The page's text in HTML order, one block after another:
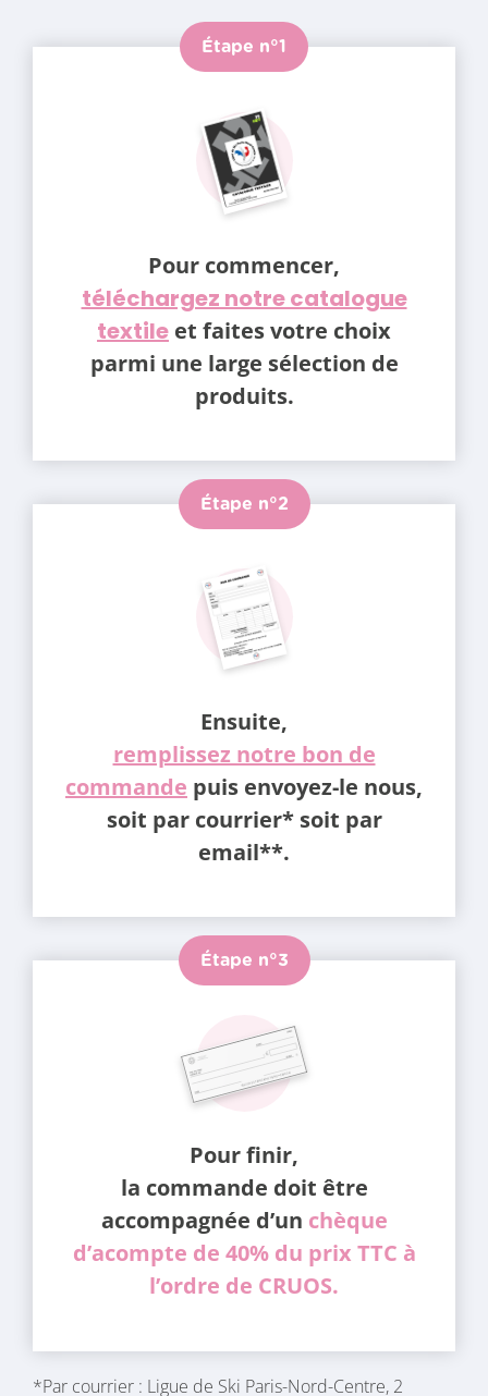
Étape n°1
Pour commencer,
téléchargez notre catalogue
textile et faites votre choix
parmi une large sélection de
produits.
Étape n°2
Ensuite,
remplissez notre bon de
commande puis envoyez-le nous,
soit par courrier* soit par
email**.
Étape n°3
Pour finir,
la commande doit être
accompagnée d’un chèque
d’acompte de 40% du prix TTC à
l’ordre de CRUOS.
*Par courrier : Ligue de Ski Paris-Nord-Centre, 2